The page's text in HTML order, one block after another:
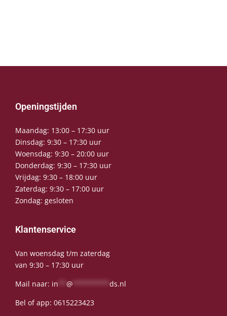
Openingstijden
Maandag: 13:00 – 17:30 uur
Dinsdag: 9:30 – 17:30 uur
Woensdag: 9:30 – 20:00 uur
Donderdag: 9:30 – 17:30 uur
Vrijdag: 9:30 – 18:00 uur
Zaterdag: 9:30 – 17:00 uur
Zondag: gesloten
Klantenservice
Van woensdag t/m zaterdag
van 9:30 – 17:30 uur
Mail naar: in @
ds.nl
Bel of app: 0615223423